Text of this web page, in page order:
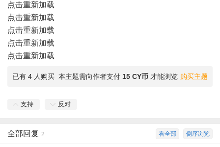
点击重新加载
点击重新加载
点击重新加载
点击重新加载
点击重新加载
购买主题
已有 4 人购买 本主题需向作者支付 15 CY币 才能浏览
支持 反对
倒序浏览
看全部
全部回复 2